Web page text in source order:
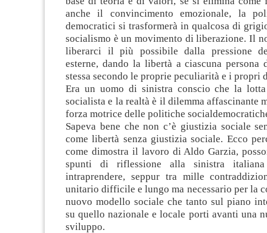
anche il convincimento emozionale, la
democratici si trasformerà in qualcosa di
socialismo è un movimento di liberazione. Il
liberarci il più possibile dalla pressione
esterne, dando la libertà a ciascuna persona
stessa secondo le proprie peculiarità e i propri
Era un uomo di sinistra conscio che la
socialista e la realtà è il dilemma affascinante
forza motrice delle politiche
Sapeva bene che non c’è giustizia sociale
come libertà senza giustizia sociale. Ecco
come dimostra il lavoro di Aldo Garzia,
spunti di riflessione alla sinistra
intraprendere, seppur tra mille
unitario difficile e lungo ma necessario per la
nuovo modello sociale che tanto sul piano
su quello nazionale e locale porti avanti una
sviluppo.